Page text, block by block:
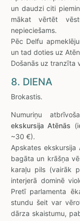
un daudzi citi
mākat vērtēt
nepieciešams.
Pēc Delfu
un tad doties uz
Došanās uz tranzīta
8. DIENA
Brokastis.
Numuriņu
ekskursija Atēnās
~30 €).
Apskates ekskursija
bagāta un krāšņa
karaļu pils (vairāk
interjerā dominē
Pretī parlamenta
stundu šeit var
dārza skaistumu,